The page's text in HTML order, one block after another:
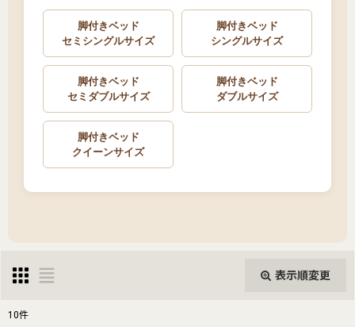
脚付きベッド
セミシングルサイズ
脚付きベッド
シングルサイズ
脚付きベッド
セミダブルサイズ
脚付きベッド
ダブルサイズ
脚付きベッド
クイーンサイズ
表示順変更
10件